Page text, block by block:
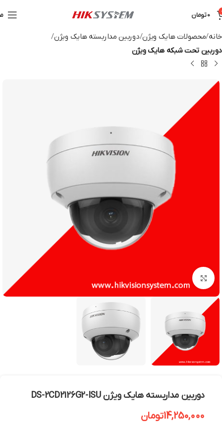
0تومان
خانه محصولات هایک ویژن دوربین مداربسته هایک ویژن
دوربین تحت شبکه هایک ویژن
بزرگنمایی تصویر
دوربین مداربسته هایک ویژن DS-2CD2126G2-ISU
14,250,000تومان